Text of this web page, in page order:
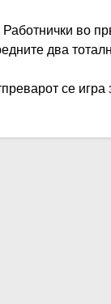
во
два
се